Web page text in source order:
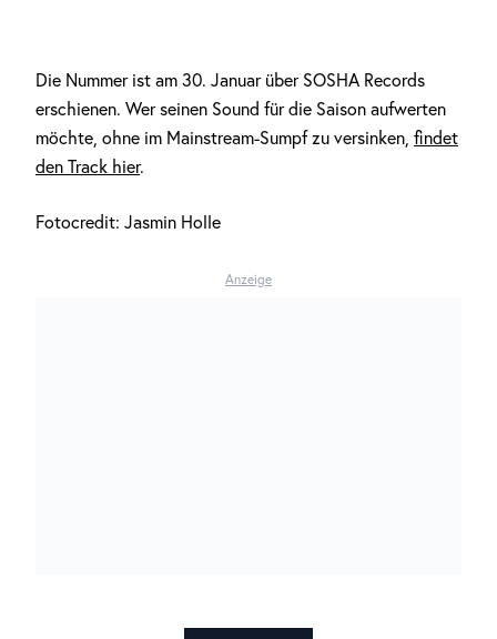
Die Nummer ist am 30. Januar über SOSHA Records
erschienen. Wer seinen Sound für die Saison aufwerten
möchte, ohne im Mainstream-Sumpf zu versinken, findet
den Track hier.
Fotocredit: Jasmin Holle
Anzeige